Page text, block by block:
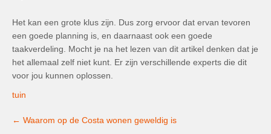
Het kan een grote klus zijn. Dus zorg ervoor dat ervan tevoren
een goede planning is, en daarnaast ook een goede
taakverdeling. Mocht je na het lezen van dit artikel denken dat je
het allemaal zelf niet kunt. Er zijn verschillende experts die dit
voor jou kunnen oplossen.
tuin
navigation
← Waarom op de Costa wonen geweldig is